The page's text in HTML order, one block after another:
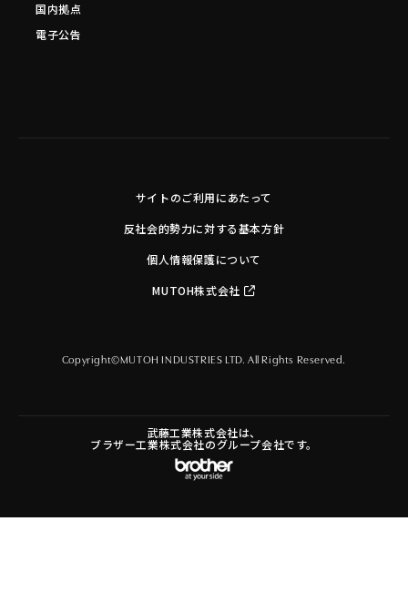
国内拠点
電子公告
サイトのご利用にあたって
反社会的勢力に対する基本方針
個人情報保護について
MUTOH株式会社
Copyright©MUTOH INDUSTRIES LTD. All Rights Reserved.
武藤工業株式会社は、
ブラザー工業株式会社のグループ会社です。